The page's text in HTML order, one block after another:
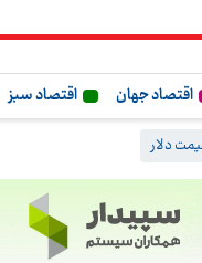
اقتصاد جهان اقتصاد سبز
دلار